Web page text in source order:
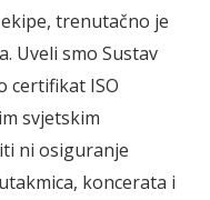
trenutačno je
Uveli smo Sustav
certifikat ISO
svjetskim
ni osiguranje
koncerata i